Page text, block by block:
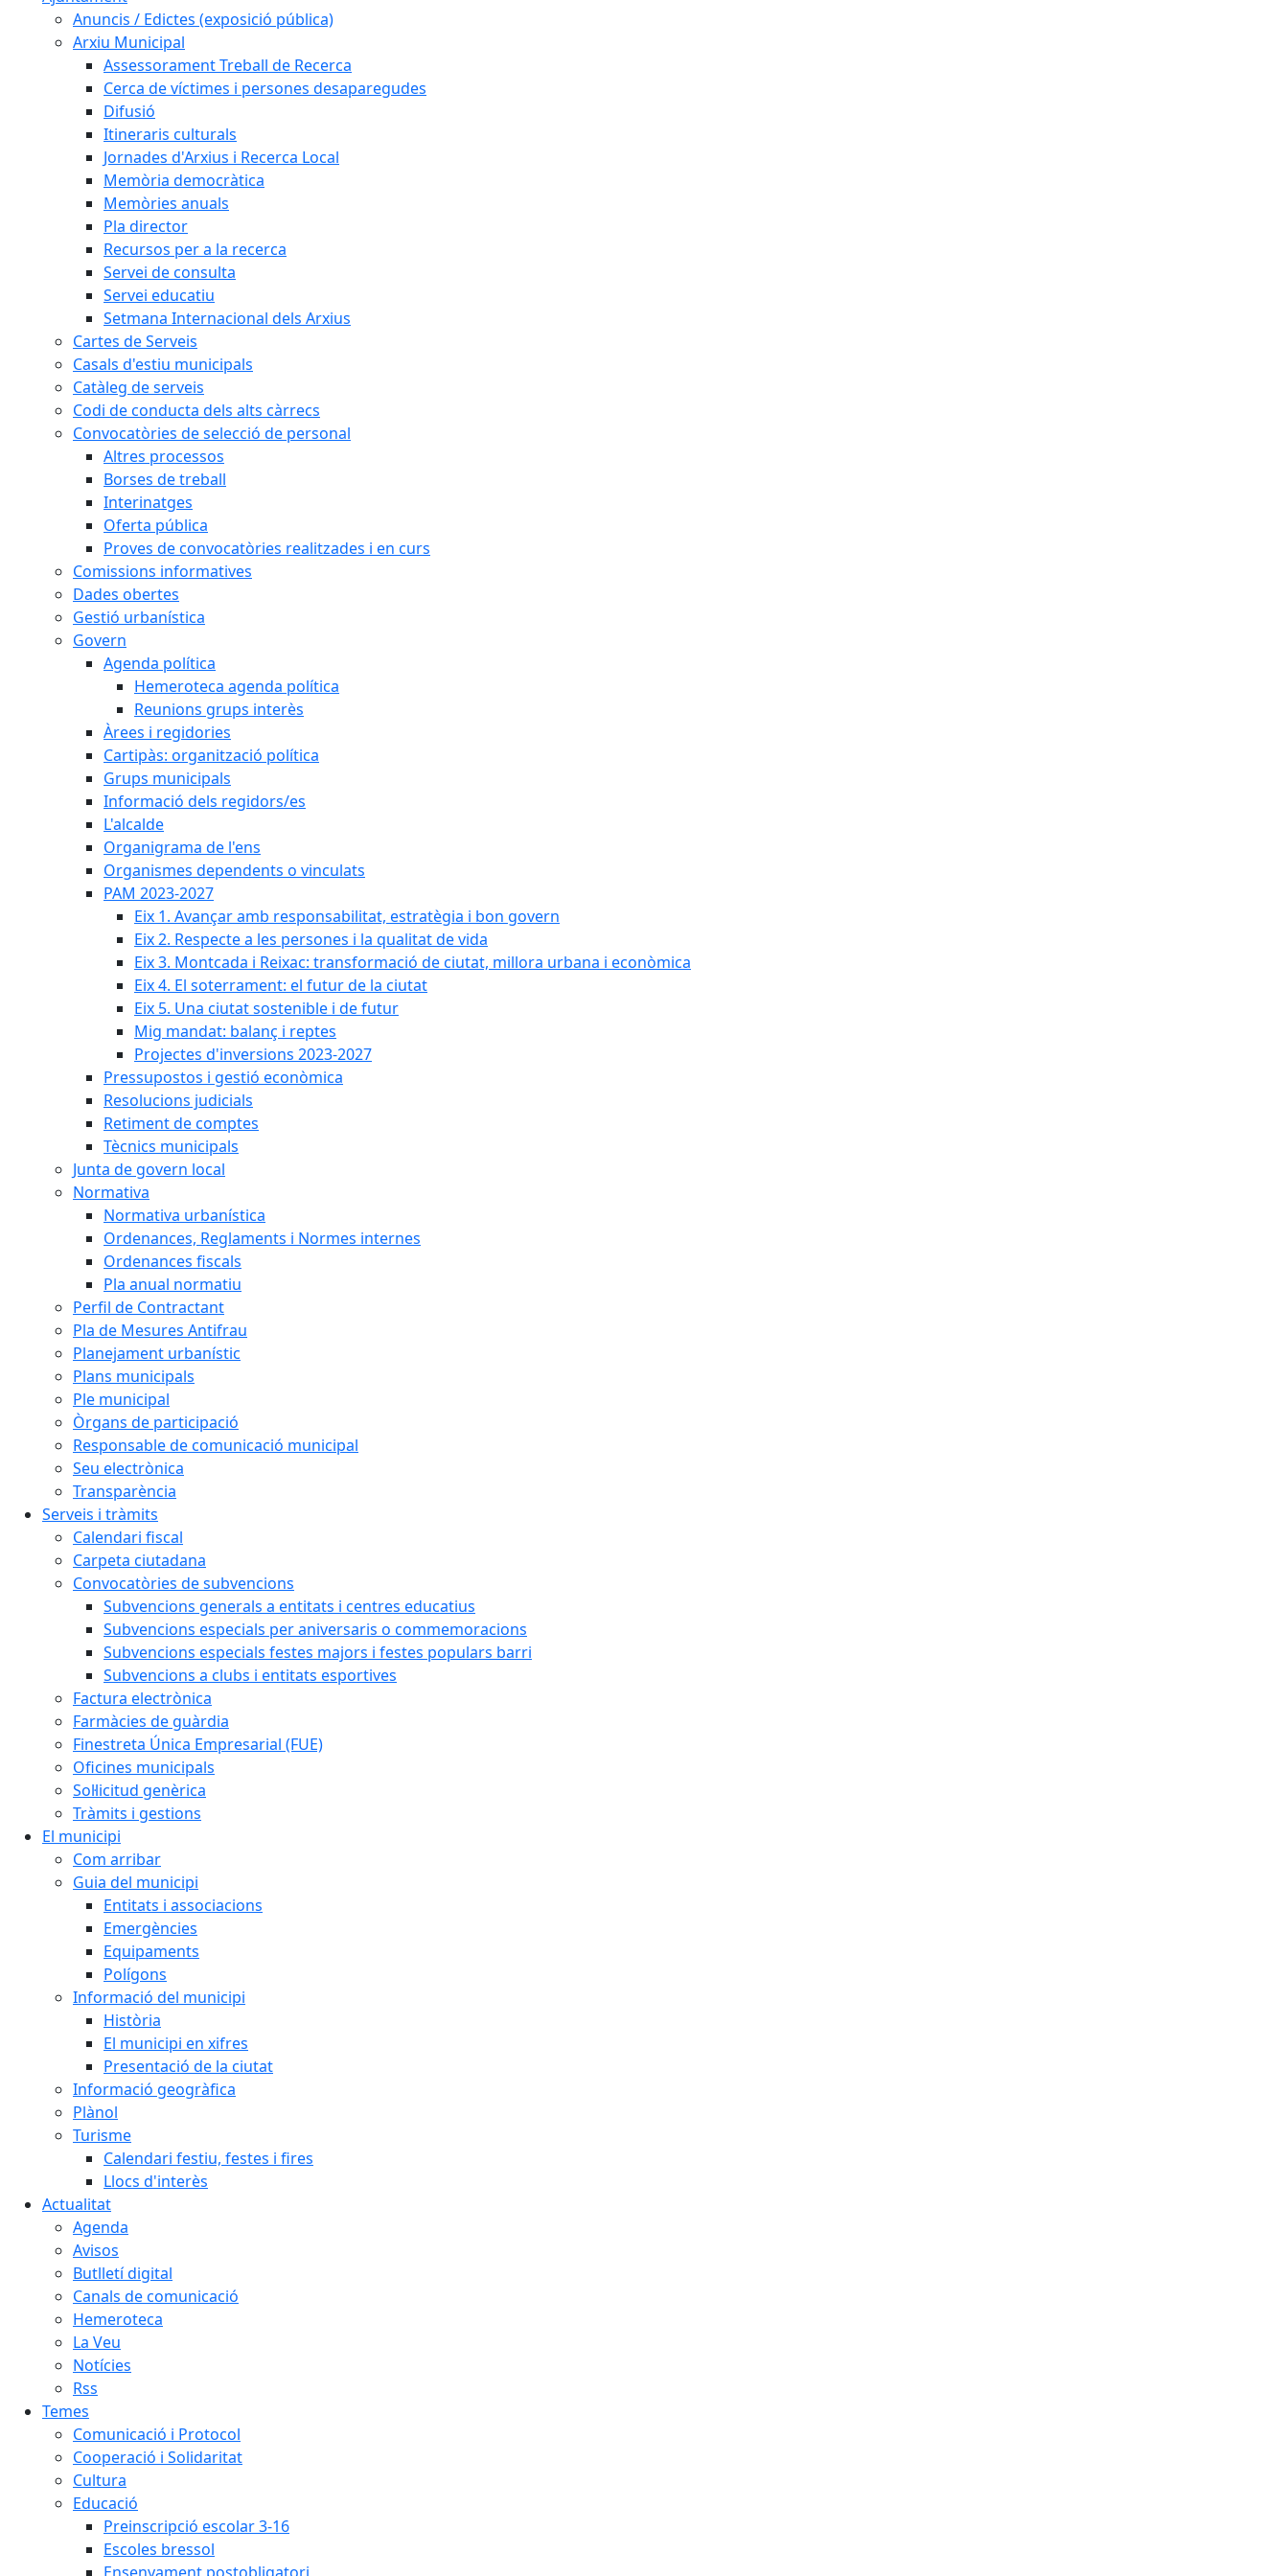
Anuncis / Edictes (exposició pública)
Arxiu Municipal
Assessorament Treball de Recerca
Cerca de víctimes i persones desaparegudes
Difusió
Itineraris culturals
Jornades d'Arxius i Recerca Local
Memòria democràtica
Memòries anuals
Pla director
Recursos per a la recerca
Servei de consulta
Servei educatiu
Setmana Internacional dels Arxius
Cartes de Serveis
Casals d'estiu municipals
Catàleg de serveis
Codi de conducta dels alts càrrecs
Convocatòries de selecció de personal
Altres processos
Borses de treball
Interinatges
Oferta pública
Proves de convocatòries realitzades i en curs
Comissions informatives
Dades obertes
Gestió urbanística
Govern
Agenda política
Hemeroteca agenda política
Reunions grups interès
Àrees i regidories
Cartipàs: organització política
Grups municipals
Informació dels regidors/es
L'alcalde
Organigrama de l'ens
Organismes dependents o vinculats
PAM 2023-2027
Eix 1. Avançar amb responsabilitat, estratègia i bon govern
Eix 2. Respecte a les persones i la qualitat de vida
Eix 3. Montcada i Reixac: transformació de ciutat, millora urbana i econòmica
Eix 4. El soterrament: el futur de la ciutat
Eix 5. Una ciutat sostenible i de futur
Mig mandat: balanç i reptes
Projectes d'inversions 2023-2027
Pressupostos i gestió econòmica
Resolucions judicials
Retiment de comptes
Tècnics municipals
Junta de govern local
Normativa
Normativa urbanística
Ordenances, Reglaments i Normes internes
Ordenances fiscals
Pla anual normatiu
Perfil de Contractant
Pla de Mesures Antifrau
Planejament urbanístic
Plans municipals
Ple municipal
Òrgans de participació
Responsable de comunicació municipal
Seu electrònica
Transparència
Serveis i tràmits
Calendari fiscal
Carpeta ciutadana
Convocatòries de subvencions
Subvencions generals a entitats i centres educatius
Subvencions especials per aniversaris o commemoracions
Subvencions especials festes majors i festes populars barri
Subvencions a clubs i entitats esportives
Factura electrònica
Farmàcies de guàrdia
Finestreta Única Empresarial (FUE)
Oficines municipals
Sol·licitud genèrica
Tràmits i gestions
El municipi
Com arribar
Guia del municipi
Entitats i associacions
Emergències
Equipaments
Polígons
Informació del municipi
Història
El municipi en xifres
Presentació de la ciutat
Informació geogràfica
Plànol
Turisme
Calendari festiu, festes i fires
Llocs d'interès
Actualitat
Agenda
Avisos
Butlletí digital
Canals de comunicació
Hemeroteca
La Veu
Notícies
Rss
Temes
Comunicació i Protocol
Cooperació i Solidaritat
Cultura
Educació
Preinscripció escolar 3-16
Escoles bressol